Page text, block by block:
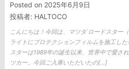
Posted on 2025年6月9日
投稿者: HALTOCO
こんにちは！今回は、マツダ ロードスター
ライトにプロテクションフィルムを施工し
スターは1989年の誕生以来、世界中で愛さ
ツカー。今回ご入庫いただいたの[…]